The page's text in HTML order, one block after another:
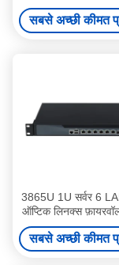
32GB रैम के साथ
राउटर
सबसे अच्छी कीमत
3865U 1U सर्वर 6
ऑप्टिक लिनक्स फ़ायरवॉल
फैन के साथ
सबसे अच्छी कीमत